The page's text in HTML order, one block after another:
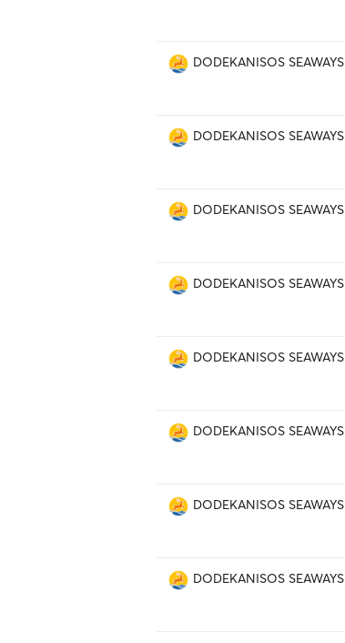
DODEKANISOS SEAWAYS
DODEKANISOS SEAWAYS
DODEKANISOS SEAWAYS
DODEKANISOS SEAWAYS
DODEKANISOS SEAWAYS
DODEKANISOS SEAWAYS
DODEKANISOS SEAWAYS
DODEKANISOS SEAWAYS